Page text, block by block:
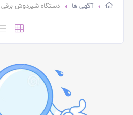
آگهی ها دستگاه شیردوش برقی